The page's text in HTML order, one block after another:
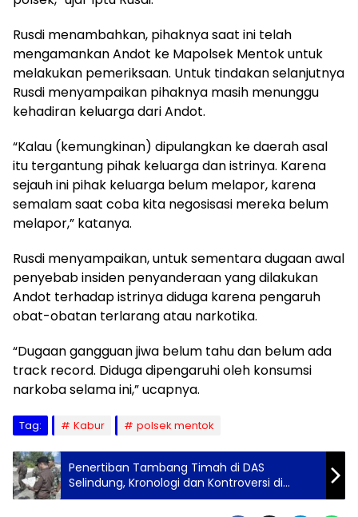
Rusdi menambahkan, pihaknya saat ini telah
mengamankan Andot ke Mapolsek Mentok untuk
melakukan pemeriksaan. Untuk tindakan selanjutnya
Rusdi menyampaikan pihaknya masih menunggu
kehadiran keluarga dari Andot.
“Kalau (kemungkinan) dipulangkan ke daerah asal
itu tergantung pihak keluarga dan istrinya. Karena
sejauh ini pihak keluarga belum melapor, karena
semalam saat coba kita negosisasi mereka belum
melapor,” katanya.
Rusdi menyampaikan, untuk sementara dugaan awal
penyebab insiden penyanderaan yang dilakukan
Andot terhadap istrinya diduga karena pengaruh
obat-obatan terlarang atau narkotika.
“Dugaan gangguan jiwa belum tahu dan belum ada
track record. Diduga dipengaruhi oleh konsumsi
narkoba selama ini,” ucapnya.
Tag: Kabur polsek mentok
Penertiban Tambang Timah di DAS
Selindung, Kronologi dan Kontroversi di
Kawasan Muara Sungai